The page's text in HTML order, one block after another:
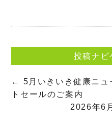
投稿ナビ
←
5月いきいき健康ニュ
トセールのご案内
2026年6